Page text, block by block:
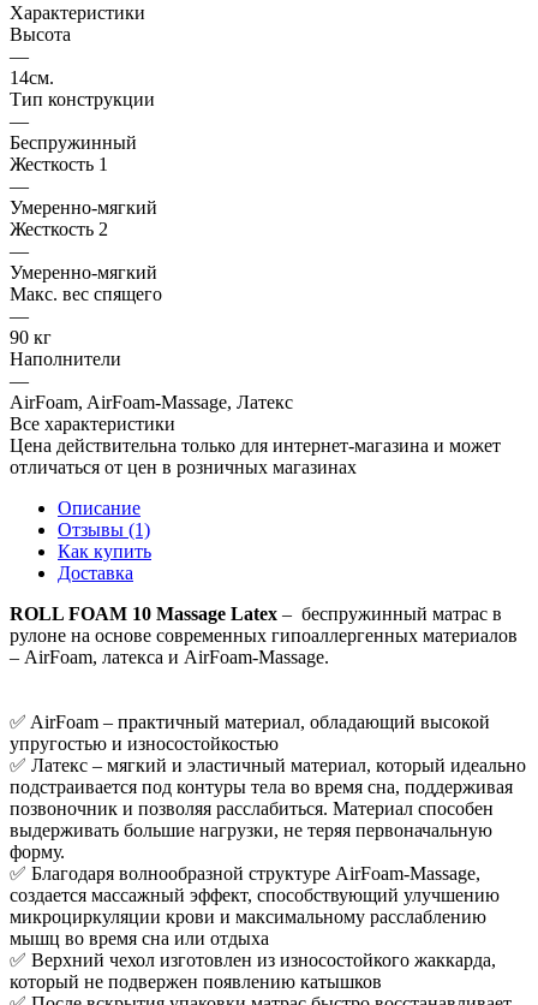
Характеристики
Высота
—
14см.
Тип конструкции
—
Беспружинный
Жесткость 1
—
Умеренно-мягкий
Жесткость 2
—
Умеренно-мягкий
Макс. вес спящего
—
90 кг
Наполнители
—
AirFoam, AirFoam-Massage, Латекс
Все характеристики
Цена действительна только для интернет-магазина и может
отличаться от цен в розничных магазинах
Описание
Отзывы (1)
Как купить
Доставка
ROLL FOAM 10 Massage Latex – беспружинный матрас в
рулоне на основе современных гипоаллергенных материалов
– AirFoam, латекса и AirFoam-Massage.
✅ AirFoam – практичный материал, обладающий высокой
упругостью и износостойкостью
✅ Латекс – мягкий и эластичный материал, который идеально
подстраивается под контуры тела во время сна, поддерживая
позвоночник и позволяя расслабиться. Материал способен
выдерживать большие нагрузки, не теряя первоначальную
форму.
✅ Благодаря волнообразной структуре AirFoam-Massage,
создается массажный эффект, способствующий улучшению
микроциркуляции крови и максимальному расслаблению
мышц во время сна или отдыха
✅ Верхний чехол изготовлен из износостойкого жаккарда,
который не подвержен появлению катышков